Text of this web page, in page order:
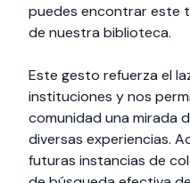
puedes encontrar este
de nuestra biblioteca.
Este gesto refuerza el
instituciones y nos
comunidad una mirada
diversas experiencias.
futuras instancias de